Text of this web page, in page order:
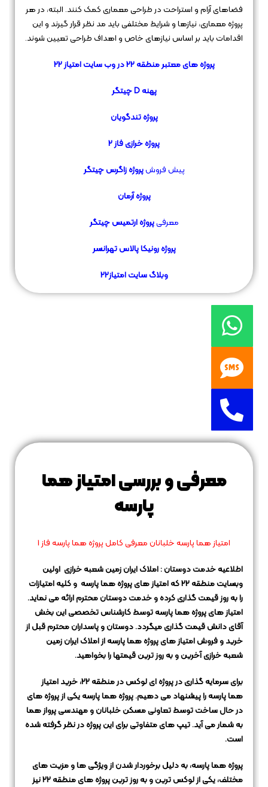
فضاهای آرام و استراحت در طراحی معماری کمک کنند. البته، در هر
پروژه معماری، نیازها و شرایط مختلفی باید مد نظر قرار گیرند و این
اقدامات باید بر اساس نیازهای خاص و اهداف طراحی تعیین شوند.
پروژه های معتبر منطقه 22 در وب سایت امتیاز 22
پهنه D چیتگر
پروژهتندگویان
پروژه خرازی فاز2
پیش فروشپروژه زاگرس چیتگر
پروژه آرمان
معرفیپروژه ارتمیس چیتگر
پروژه رونیکا پالاس تهرانسر
وبلاگ سایتامتیاز22
معرفی و بررسی امتیاز هما
پارسه
امتیاز هما پارسه خلبانان معرفی کامل پروژه هما پارسه فاز 1
اطلاعیه خدمت دوستان : املاک ایران زمین شعبه خرازی اولین
وبسایت منطقه 22 که امتیاز های پروژه هما پارسه و کلیه امتیازات
را به روزقیمت گذاری کرده و خدمت دوستان محترم ارائه می نماید.
امتیاز های پروژه هما پارسه توسط کارشناس تخصصی این بخش
آقای دانش قیمت گذاری میگردد.دوستان و پاسداران محترم قبل از
خرید و فروش امتیاز های پروژه هما پارسه از املاک ایران زمین
شعبه خرازی آخرین و به روز ترین قیمتها را بخواهید.
برای سرمایه گذاری در پروژه ای لوکس در منطقه 22، خرید امتیاز
هما پارسه را پیشنهاد می دهیم.پروژه هما پارسه یکی از پروژه های
در حال ساخت توسط تعاونی مسکن خلبانان و مهندسی پرواز هما
به شمار می آید.تیپ های متفاوتی برای این پروژه در نظر گرفته شده
است.
پروژه هما پارسه، به دلیل برخوردار شدن از ویژگی ها و مزیت های
مختلف،
یکی از لوکس ترین و به روز ترین پروژه های منطقه 22 نیز